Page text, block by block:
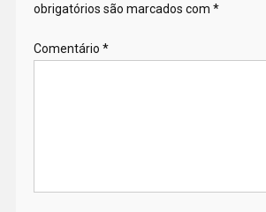
obrigatórios são marcados com *
Comentário *